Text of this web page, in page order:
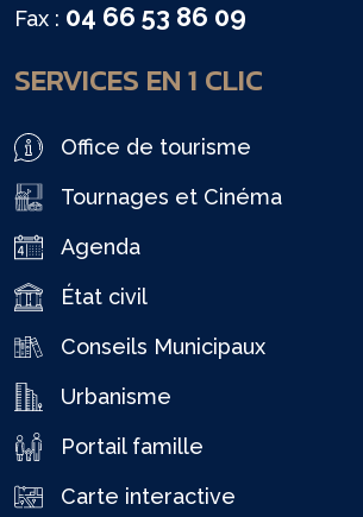
Fax : 04 66 53 86 09
SERVICES EN 1 CLIC
Office de tourisme
Tournages et Cinéma
Agenda
État civil
Conseils Municipaux
Urbanisme
Portail famille
Carte interactive